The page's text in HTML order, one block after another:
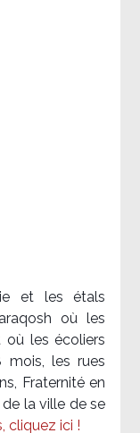
et les étals
où les
les écoliers
les rues
Fraternité en
de la ville de se
cliquez ici !